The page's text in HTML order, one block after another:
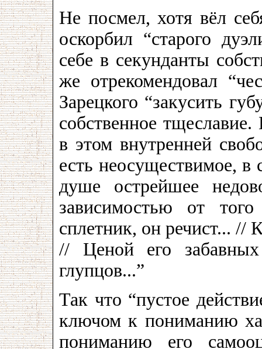
Не посмел, хотя вёл
оскорбил “старого
себе в секунданты
же отрекомендовал
Зарецкого “закусить
собственное
в этом внутренней
есть неосуществимое,
душе острейшее
зависимостью от
сплетник, он речист... //
// Ценой его
глупцов...”
Так что “пустое
ключом к пониманию
пониманию его